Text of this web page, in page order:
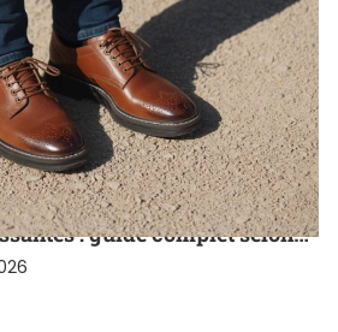
quand on porte des
: guide complet selon